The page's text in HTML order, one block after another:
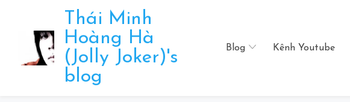
Thái Minh
Hoàng Hà
(Jolly Joker)'s
blog
Blog Kênh Youtube